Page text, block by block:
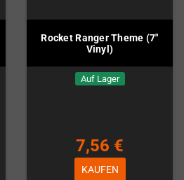
Rocket Ranger Theme (7"
Vinyl)
Auf Lager
7,56 €
KAUFEN